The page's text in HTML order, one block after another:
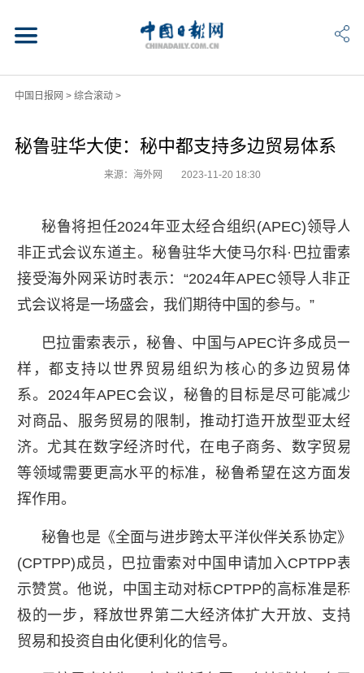
中国日报网 > 综合滚动>
秘鲁驻华大使：秘中都支持多边贸易体系
来源：海外网 2023-11-20 18:30
秘鲁将担任2024年亚太经合组织(APEC)领导人
非正式会议东道主。秘鲁驻华大使马尔科·巴拉雷索
接受海外网采访时表示：“2024年APEC领导人非正
式会议将是一场盛会，我们期待中国的参与。”
巴拉雷索表示，秘鲁、中国与APEC许多成员一
样，都支持以世界贸易组织为核心的多边贸易体
系。2024年APEC会议，秘鲁的目标是尽可能减少
对商品、服务贸易的限制，推动打造开放型亚太经
济。尤其在数字经济时代，在电子商务、数字贸易
等领域需要更高水平的标准，秘鲁希望在这方面发
挥作用。
秘鲁也是《全面与进步跨太平洋伙伴关系协定》
(CPTPP)成员，巴拉雷索对中国申请加入CPTPP表
示赞赏。他说，中国主动对标CPTPP的高标准是积
极的一步，释放世界第二大经济体扩大开放、支持
贸易和投资自由化便利化的信号。